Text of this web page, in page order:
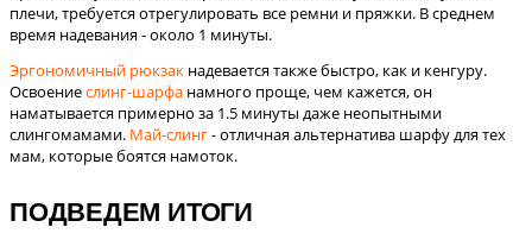
плечи, требуется отрегулировать все ремни и пряжки. В среднем
время надевания - около 1 минуты.
Эргономичный рюкзак надевается также быстро, как и кенгуру.
Освоениеслинг-шарфа намного проще, чем кажется, он
наматывается примерно за 1.5 минуты даже неопытными
слингомамами. Май-слинг- отличная альтернатива шарфу для тех
мам, которые боятся намоток.
ПОДВЕДЕМ ИТОГИ